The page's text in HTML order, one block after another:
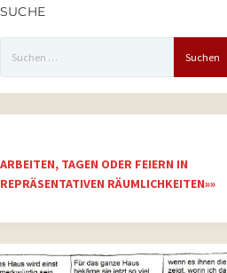
SUCHE
nach:
ARBEITEN, TAGEN ODER FEIERN IN
REPRÄSENTATIVEN RÄUMLICHKEITEN»»